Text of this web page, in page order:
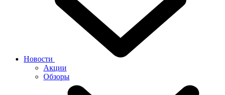
Новости
Акции
Обзоры